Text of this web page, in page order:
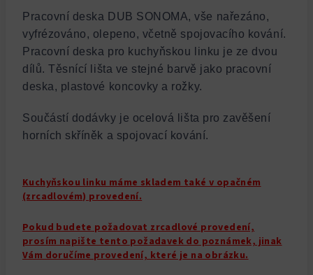
Pracovní deska DUB SONOMA, vše nařezáno,
vyfrézováno, olepeno, včetně spojovacího kování.
Pracovní deska pro kuchyňskou linku je ze dvou
dílů. Těsnící lišta ve stejné barvě jako pracovní
deska, plastové koncovky a rožky.
Součástí dodávky je ocelová lišta pro zavěšení
horních skříněk a spojovací kování.
Kuchyňskou linku máme skladem také v opačném
(zrcadlovém) provedení.
Pokud budete požadovat zrcadlové provedení,
prosím napište tento požadavek do poznámek, jinak
Vám doručíme provedení, které je na obrázku.